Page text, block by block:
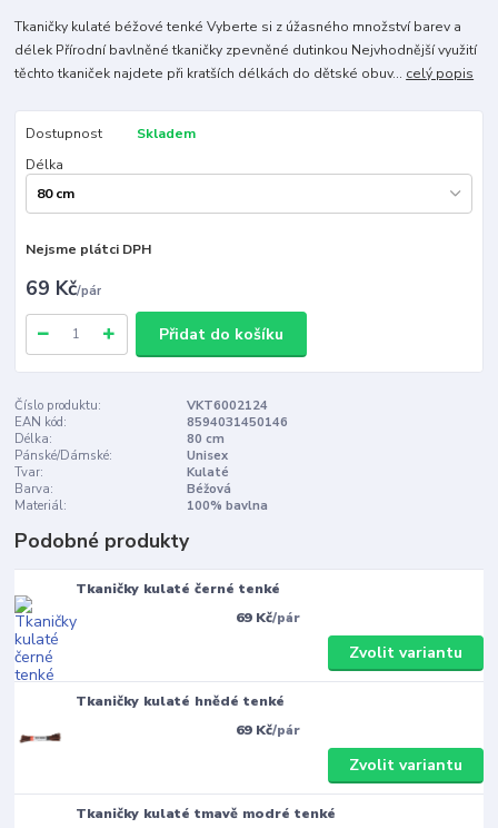
Tkaničky kulaté béžové tenké Vyberte si z úžasného množství barev a
délek Přírodní bavlněné tkaničky zpevněné dutinkou Nejvhodnější využití
těchto tkaniček najdete při kratších délkách do dětské obuv... celý popis
Dostupnost
Skladem
Délka
Nejsme plátci DPH
69 Kč/pár
Přidat do košíku
Číslo produktu:
VKT6002124
EAN kód:
8594031450146
Délka:
80 cm
Pánské/Dámské:
Unisex
Tvar:
Kulaté
Barva:
Béžová
Materiál:
100% bavlna
Podobné produkty
Tkaničky kulaté černé tenké
69 Kč/pár
Zvolit variantu
Tkaničky kulaté hnědé tenké
69 Kč/pár
Zvolit variantu
Tkaničky kulaté tmavě modré tenké